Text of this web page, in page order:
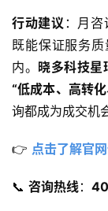
行动建议 ：月
既能保证服务
内。 晓多科技星
“低成本、高转
询都成为成交机
👉 点击了解官
📞 ​ 咨询热线​：​